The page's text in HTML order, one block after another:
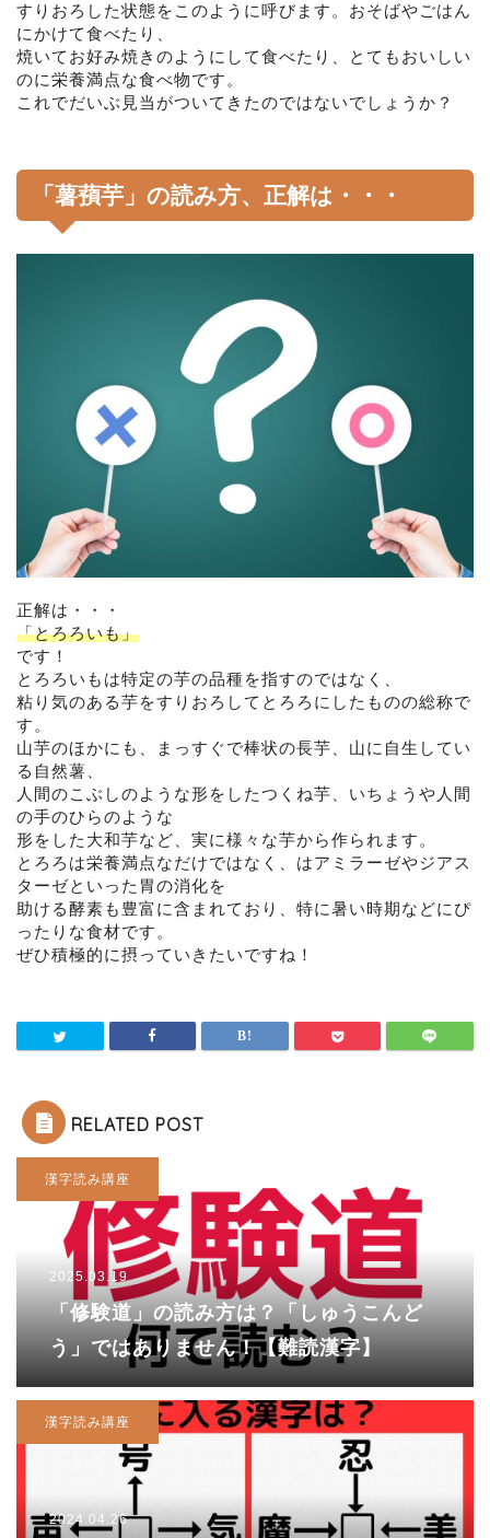
すりおろした状態をこのように呼びます。おそばやごはん
にかけて食べたり、
焼いてお好み焼きのようにして食べたり、とてもおいしい
のに栄養満点な食べ物です。
これでだいぶ見当がついてきたのではないでしょうか？
「薯蕷芋」の読み方、正解は・・・
正解は・・・
「とろろいも」
です！
とろろいもは特定の芋の品種を指すのではなく、
粘り気のある芋をすりおろしてとろろにしたものの総称で
す。
山芋のほかにも、まっすぐで棒状の長芋、山に自生してい
る自然薯、
人間のこぶしのような形をしたつくね芋、いちょうや人間
の手のひらのような
形をした大和芋など、実に様々な芋から作られます。
とろろは栄養満点なだけではなく、はアミラーゼやジアス
ターゼといった胃の消化を
助ける酵素も豊富に含まれており、特に暑い時期などにぴ
ったりな食材です。
ぜひ積極的に摂っていきたいですね！
RELATED POST
漢字読み講座
2025.03.19
「修験道」の読み方は？「しゅうこんど
う」ではありません！【難読漢字】
漢字読み講座
2024.04.26